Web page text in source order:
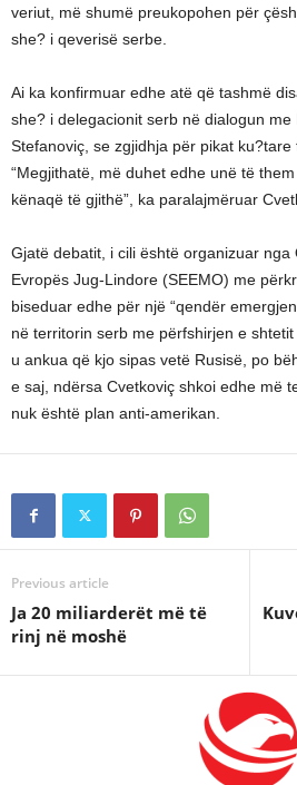
veriut, më shumë preukopohen për
she? i qeverisë serbe.
Ai ka konfirmuar edhe atë që tashmë
she? i delegacionit serb në dialogun me
Stefanoviç, se zgjidhja për pikat ku?tare
“Megjithatë, më duhet edhe unë të
kënaqë të gjithë”, ka paralajmëruar
Gjatë debatit, i cili është organizuar
Evropës Jug-Lindore (SEEMO) me
biseduar edhe për një “qendër
në territorin serb me përfshirjen e
u ankua që kjo sipas vetë Rusisë, po
e saj, ndërsa Cvetkoviç shkoi edhe më
nuk është plan anti-amerikan.
Previous article
Ja 20 miliarderët më të
rinj në moshë